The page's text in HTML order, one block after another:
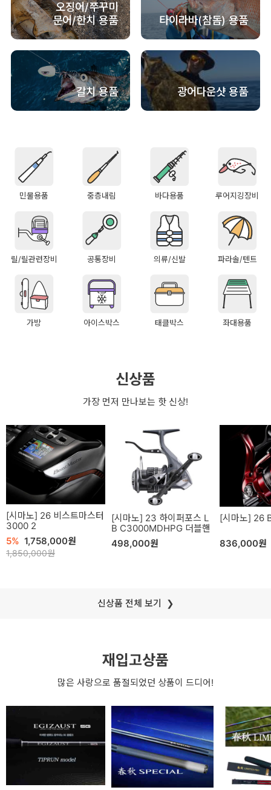
오징어/쭈꾸미
문어/한치 용품
타이라바(참돔) 용품
갈치 용품 광어다운샷 용품
민물용품 중층내림 바다용품 루어지깅장비
릴/릴관련장비 공통장비 의류/신발 파라솔/텐트
가방 아이스박스 태클박스 좌대용품
신상품
가장 먼저 만나보는 핫 신상!
시마노 26 비스트마스터
3000 2
5
1,758,000원
1,850,000
시마노 23 하이퍼포스 L
B C3000MDHPG 더블핸
들
498,000원
시마노 26
836,000원
신상품 전체 보기
재입고상품
많은 사랑으로 품절되었던 상품이 드디어!